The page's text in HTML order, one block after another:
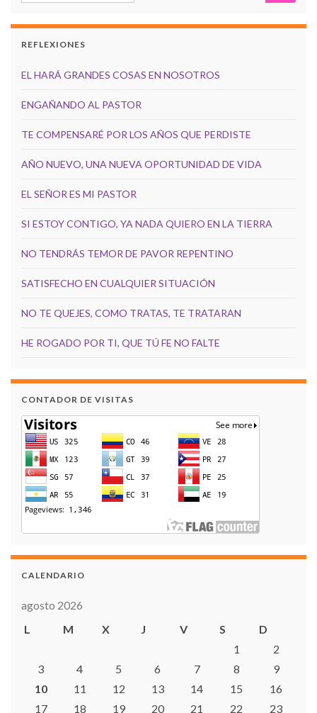
REFLEXIONES
EL HARÁ GRANDES COSAS EN NOSOTROS
ENGAÑANDO AL PASTOR
TE COMPENSARÉ POR LOS AÑOS QUE PERDISTE
AÑO NUEVO, UNA NUEVA OPORTUNIDAD DE VIDA
EL SEÑOR ES MI PASTOR
SI ESTOY CONTIGO, YA NADA QUIERO EN LA TIERRA
NO TENDRÁS TEMOR DE PAVOR REPENTINO
SATISFECHO EN CUALQUIER SITUACIÓN
NO TE QUEJES, COMO TRATAS, TE TRATARAN
HE ROGADO POR TI, QUE TÚ FE NO FALTE
CONTADOR DE VISITAS
CALENDARIO
agosto 2026
L
M X J V S
D
1
2
3
4 5 6 7 8
9
10
11 12 13 14 15
16
17
18 19 20 21 22 23